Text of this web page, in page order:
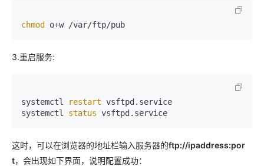
chmod o+w /var/ftp/pub
3.重启服务:
systemctl restart vsftpd.service
systemctl status vsftpd.service
这时，可以在浏览器的地址栏输入服务器的ftp://ipaddress:por
t，会出现如下界面，说明配置成功：